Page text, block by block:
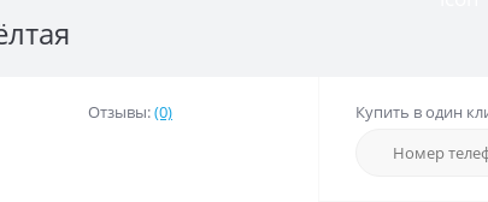
Отзывы:(0)
Купить в один